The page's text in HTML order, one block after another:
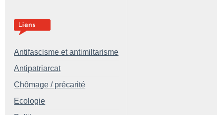
Antifascisme et antimiltarisme
Antipatriarcat
Chômage / précarité
Ecologie